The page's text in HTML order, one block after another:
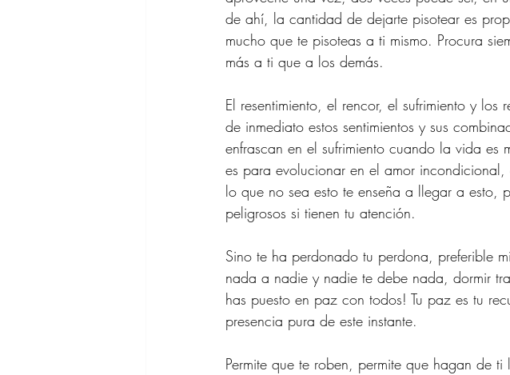
de ahí, la cantidad de dejarte pisotear es
mucho que te pisoteas a ti mismo. Procura
más a ti que a los demás.
El resentimiento, el rencor, el sufrimiento y
de inmediato estos sentimientos y sus
enfrascan en el sufrimiento cuando la vida es
es para evolucionar en el amor
lo que no sea esto te enseña a llegar a esto,
peligrosos si tienen tu atención.
Sino te ha perdonado tu perdona, preferible
nada a nadie y nadie te debe nada, dormir
has puesto en paz con todos! Tu paz es tu
presencia pura de este instante.
Permite que te roben, permite que hagan de